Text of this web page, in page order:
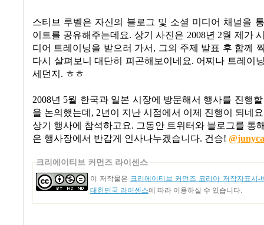
스티브 루벨은 자신의 블로그 및 소셜 미디어 채널을
이트를 공유해주는데요. 상기 사진은 2008년 2월 제가
디어 트레이닝을 받으러 가서 , 그의 주제 발표 후 함께
다시 살펴보니 대단히 피곤해보이네요. 어찌나 트레이
세던지. ㅎㅎ
2008년 5월 한국과 일본 시장에 방문해서 행사를 진행
을 논의했는데 , 2년이 지난 시점에서 이제 진행이 되네요
상기 행사에 참석하고요. 그동안 트위터와 블로그를 통
은 행사장에서 반갑게 인사나누겠습니다. 건승!
크리에이티브 커먼즈 라이센스
이 저작물은 크리에이티브 커먼즈 코리아 저작자표시-
대한민국 라이센스에 따라 이용하실 수 있습니다.